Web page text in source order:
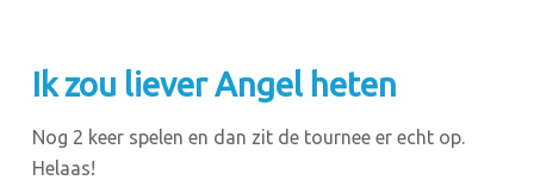
Ik zou liever Angel heten
Nog 2 keer spelen en dan zit de tournee er echt op.
Helaas!